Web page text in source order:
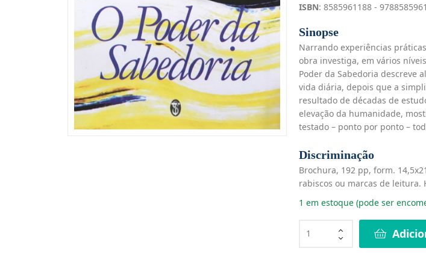
ISBN: 8585961188 -
Sinopse
Narrando experiências
obra investiga, em vários
Poder da Sabedoria descreve
vida diária, depois que a
resultado de décadas de
elevação da humanidade,
testado – ponto por ponto –
Discriminação
Brochura, 192 pp, form.
rabiscos ou marcas de leitura.
1 em estoque (pode ser